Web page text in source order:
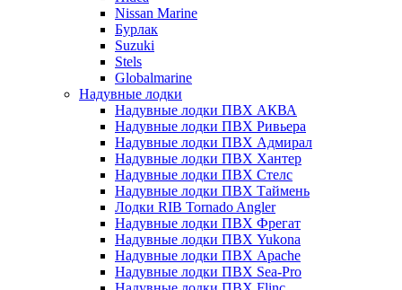
Nissan Marine
Бурлак
Suzuki
Stels
Globalmarine
Надувные лодки
Надувные лодки ПВХ АКВА
Надувные лодки ПВХ Ривьера
Надувные лодки ПВХ Адмирал
Надувные лодки ПВХ Хантер
Надувные лодки ПВХ Стелс
Надувные лодки ПВХ Таймень
Лодки RIB Tornado Angler
Надувные лодки ПВХ Фрегат
Надувные лодки ПВХ Yukona
Надувные лодки ПВХ Apache
Надувные лодки ПВХ Sea-Pro